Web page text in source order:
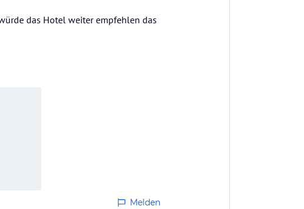
das Hotel weiter empfehlen das
Melden